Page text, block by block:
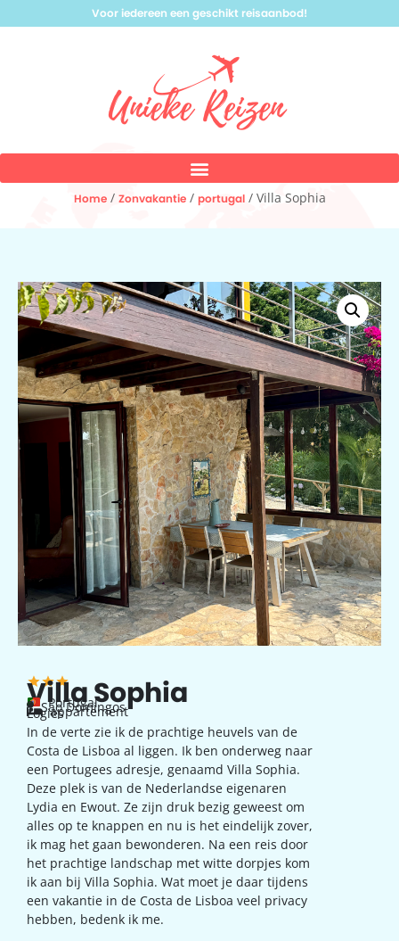
Voor iedereen een geschikt reisaanbod!
Home/ Zonvakantie/ portugal/ Villa Sophia
Villa Sophia
Portugal
Sao Domingos
appartement
Logies
In de verte zie ik de prachtige heuvels van de
Costa de Lisboa al liggen. Ik ben onderweg naar
een Portugees adresje, genaamd Villa Sophia.
Deze plek is van de Nederlandse eigenaren
Lydia en Ewout. Ze zijn druk bezig geweest om
alles op te knappen en nu is het eindelijk zover,
ik mag het gaan bewonderen. Na een reis door
het prachtige landschap met witte dorpjes kom
ik aan bij Villa Sophia. Wat moet je daar tijdens
een vakantie in de Costa de Lisboa veel privacy
hebben, bedenk ik me.